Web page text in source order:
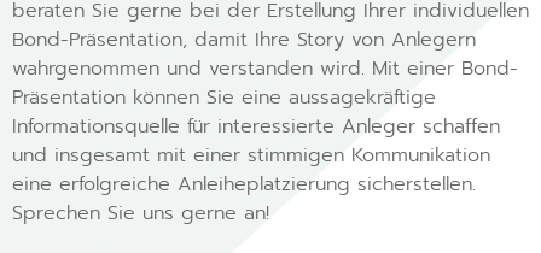
beraten Sie gerne bei der Erstellung Ihrer individuellen
Bond-Präsentation, damit Ihre Story von Anlegern
wahrgenommen und verstanden wird. Mit einer Bond-
Präsentation können Sie eine aussagekräftige
Informationsquelle für interessierte Anleger schaffen
und insgesamt mit einer stimmigen Kommunikation
eine erfolgreiche Anleiheplatzierung sicherstellen.
Sprechen Sie uns gerne an!